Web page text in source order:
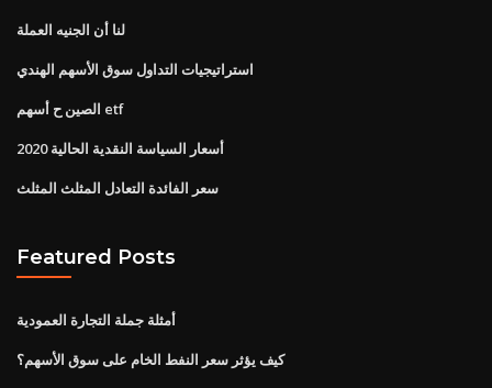
لنا أن الجنيه العملة
استراتيجيات التداول سوق الأسهم الهندي
الصين ح أسهم etf
أسعار السياسة النقدية الحالية 2020
سعر الفائدة التعادل المثلث المثلث
Featured Posts
أمثلة جملة التجارة العمودية
كيف يؤثر سعر النفط الخام على سوق الأسهم؟